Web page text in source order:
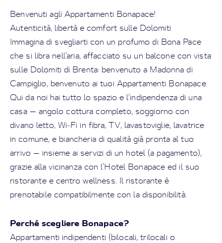
Benvenuti agli Appartamenti Bonapace!
Autenticità, libertà e comfort sulle Dolomiti
Immagina di svegliarti con un profumo di Bona Pace
che si libra nell'aria, affacciato su un balcone con vista
sulle Dolomiti di Brenta: benvenuto a Madonna di
Campiglio, benvenuto ai tuoi Appartamenti Bonapace.
Qui da noi hai tutto lo spazio e l’indipendenza di una
casa — angolo cottura completo, soggiorno con
divano letto, Wi‑Fi in fibra, TV, lavastoviglie, lavatrice
in comune, e biancheria di qualità già pronta al tuo
arrivo — insieme ai servizi di un hotel (a pagamento),
grazie alla vicinanza con l’Hotel Bonapace ed il suo
ristorante e centro wellness. Il ristorante è
prenotabile compatibilmente con la disponibilità.
Perché scegliere Bonapace?
Appartamenti indipendenti (bilocali, trilocali o